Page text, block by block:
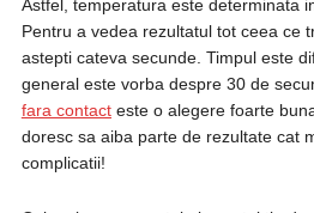
Astfel, temperatura este determinata
Pentru a vedea rezultatul tot ceea ce
astepti cateva secunde. Timpul este
general este vorba despre 30 de
fara contacteste o alegere foarte
doresc sa aiba parte de rezultate cat
complicatii!